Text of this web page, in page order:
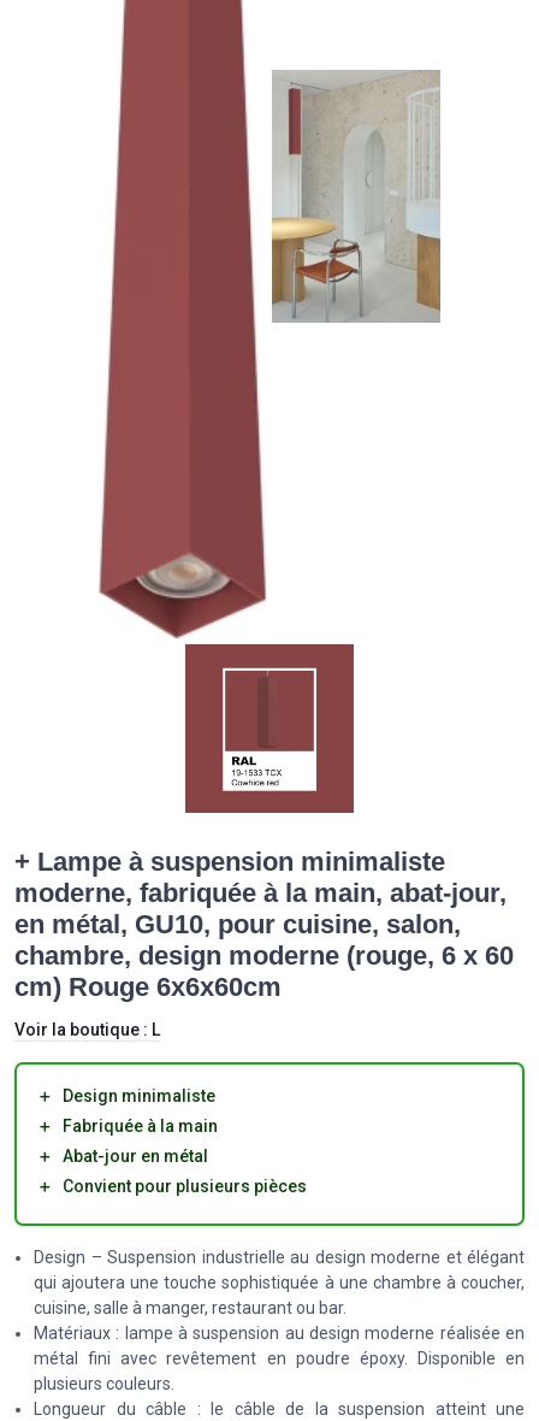
+ Lampe à suspension minimaliste
moderne, fabriquée à la main, abat-jour,
en métal, GU10, pour cuisine, salon,
chambre, design moderne (rouge, 6 x 60
cm) Rouge 6x6x60cm
Voir la boutique : L
＋
Design minimaliste
＋
Fabriquée à la main
＋
Abat-jour en métal
＋
Convient pour plusieurs pièces
Design – Suspension industrielle au design moderne et élégant
qui ajoutera une touche sophistiquée à une chambre à coucher,
cuisine, salle à manger, restaurant ou bar.
Matériaux : lampe à suspension au design moderne réalisée en
métal fini avec revêtement en poudre époxy. Disponible en
plusieurs couleurs.
Longueur du câble : le câble de la suspension atteint une